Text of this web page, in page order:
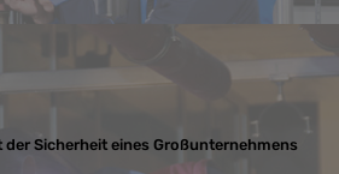
der Sicherheit eines Großunternehmens